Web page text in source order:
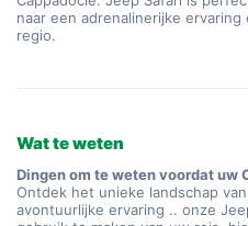
naar een adrenalinerijke
regio.
Wat te weten
Dingen om te weten voordat uw
Ontdek het unieke landschap
avontuurlijke ervaring .. onze